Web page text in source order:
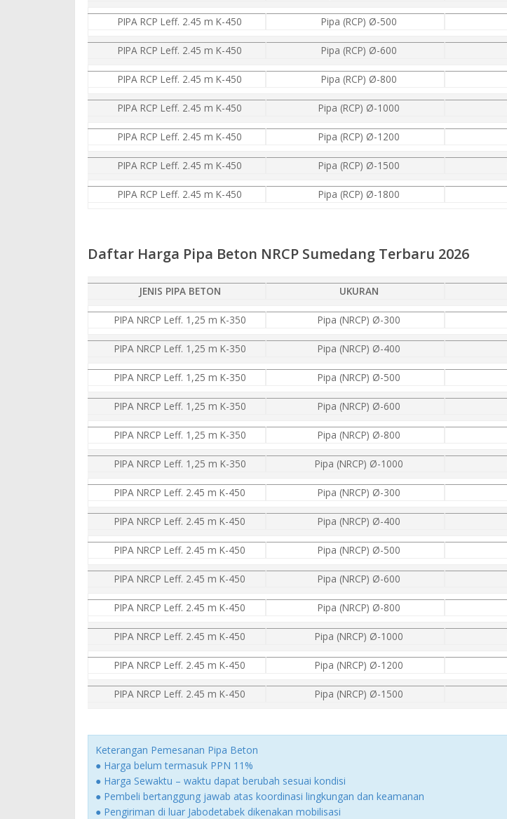
PIPA RCP Leff. 2.45 m K-450 Pipa (RCP) Ø-500
PIPA RCP Leff. 2.45 m K-450 Pipa (RCP) Ø-600
PIPA RCP Leff. 2.45 m K-450 Pipa (RCP) Ø-800
PIPA RCP Leff. 2.45 m K-450 Pipa (RCP) Ø-1000
PIPA RCP Leff. 2.45 m K-450 Pipa (RCP) Ø-1200
PIPA RCP Leff. 2.45 m K-450 Pipa (RCP) Ø-1500
PIPA RCP Leff. 2.45 m K-450 Pipa (RCP) Ø-1800
Daftar Harga Pipa Beton NRCP Sumedang Terbaru 2026
JENIS PIPA BETON UKURAN
PIPA NRCP Leff. 1,25 m K-350 Pipa (NRCP) Ø-300
PIPA NRCP Leff. 1,25 m K-350 Pipa (NRCP) Ø-400
PIPA NRCP Leff. 1,25 m K-350 Pipa (NRCP) Ø-500
PIPA NRCP Leff. 1,25 m K-350 Pipa (NRCP) Ø-600
PIPA NRCP Leff. 1,25 m K-350 Pipa (NRCP) Ø-800
PIPA NRCP Leff. 1,25 m K-350 Pipa (NRCP) Ø-1000
PIPA NRCP Leff. 2.45 m K-450 Pipa (NRCP) Ø-300
PIPA NRCP Leff. 2.45 m K-450 Pipa (NRCP) Ø-400
PIPA NRCP Leff. 2.45 m K-450 Pipa (NRCP) Ø-500
PIPA NRCP Leff. 2.45 m K-450 Pipa (NRCP) Ø-600
PIPA NRCP Leff. 2.45 m K-450 Pipa (NRCP) Ø-800
PIPA NRCP Leff. 2.45 m K-450 Pipa (NRCP) Ø-1000
PIPA NRCP Leff. 2.45 m K-450 Pipa (NRCP) Ø-1200
PIPA NRCP Leff. 2.45 m K-450 Pipa (NRCP) Ø-1500
Keterangan Pemesanan Pipa Beton
● Harga belum termasuk PPN 11%
● Harga Sewaktu – waktu dapat berubah sesuai kondisi
● Pembeli bertanggung jawab atas koordinasi lingkungan dan keamanan
● Pengiriman di luar Jabodetabek dikenakan mobilisasi